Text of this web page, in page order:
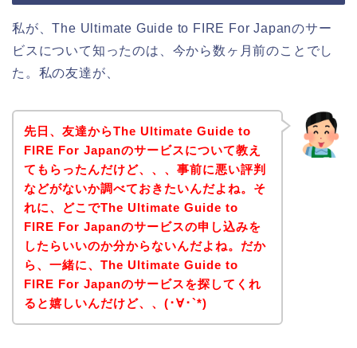
私が、The Ultimate Guide to FIRE For Japanのサー
ビスについて知ったのは、今から数ヶ月前のことでし
た。私の友達が、
先日、友達からThe Ultimate Guide to
FIRE For Japanのサービスについて教え
てもらったんだけど、、、事前に悪い評判
などがないか調べておきたいんだよね。そ
れに、どこでThe Ultimate Guide to
FIRE For Japanのサービスの申し込みを
したらいいのか分からないんだよね。だか
ら、一緒に、The Ultimate Guide to
FIRE For Japanのサービスを探してくれ
ると嬉しいんだけど、、(･∀･`*)